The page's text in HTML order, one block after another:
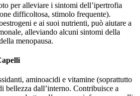
per alleviare i sintomi dell’ipertrofia
difficoltosa, stimolo frequente).
e ai suoi nutrienti, può aiutare a
alleviando alcuni sintomi della
menopausa.
aminoacidi e vitamine (soprattutto
bellezza dall’interno. Contribuisce a